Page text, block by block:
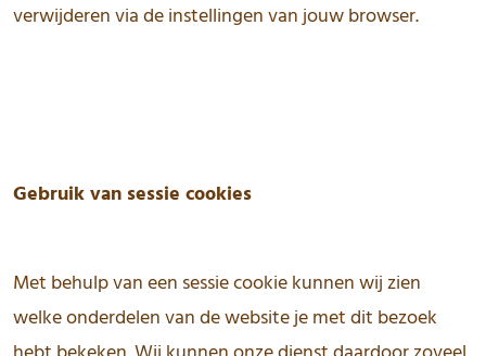
verwijderen via de instellingen van jouw browser.
Gebruik van sessie cookies
Met behulp van een sessie cookie kunnen wij zien
welke onderdelen van de website je met dit bezoek